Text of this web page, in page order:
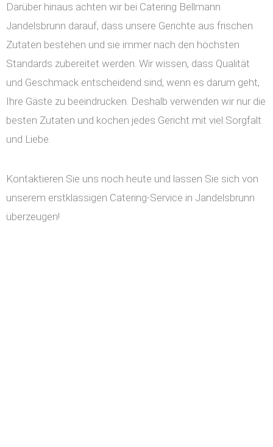
Darüber hinaus achten wir bei Catering Bellmann
Jandelsbrunn darauf, dass unsere Gerichte aus frischen
Zutaten bestehen und sie immer nach den höchsten
Standards zubereitet werden. Wir wissen, dass Qualität
und Geschmack entscheidend sind, wenn es darum geht,
Ihre Gäste zu beeindrucken. Deshalb verwenden wir nur die
besten Zutaten und kochen jedes Gericht mit viel Sorgfalt
und Liebe.
Kontaktieren Sie uns noch heute und lassen Sie sich von
unserem erstklassigen Catering-Service in Jandelsbrunn
überzeugen!